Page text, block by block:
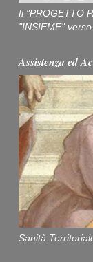
Il "PROGETTO
"INSIEME"
Assistenza ed
Sanità